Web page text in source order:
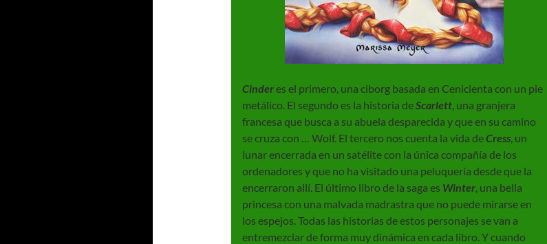
Cinderes el primero, una ciborg basada en Cenicienta con un pie
metálico. El segundo es la historia deScarlett, una granjera
francesa que busca a su abuela desparecida y que en su camino
se cruza con … Wolf. El tercero nos cuenta la vida deCress, un
lunar encerrada en un satélite con la única compañía de los
ordenadores y que no ha visitado una peluquería desde que la
encerraron allí. El último libro de la saga es Winter, una bella
princesa con una malvada madrastra que no puede mirarse en
los espejos. Todas las historias de estos personajes se van a
entremezclar de forma muy dinámica en cada libro. Y cuando